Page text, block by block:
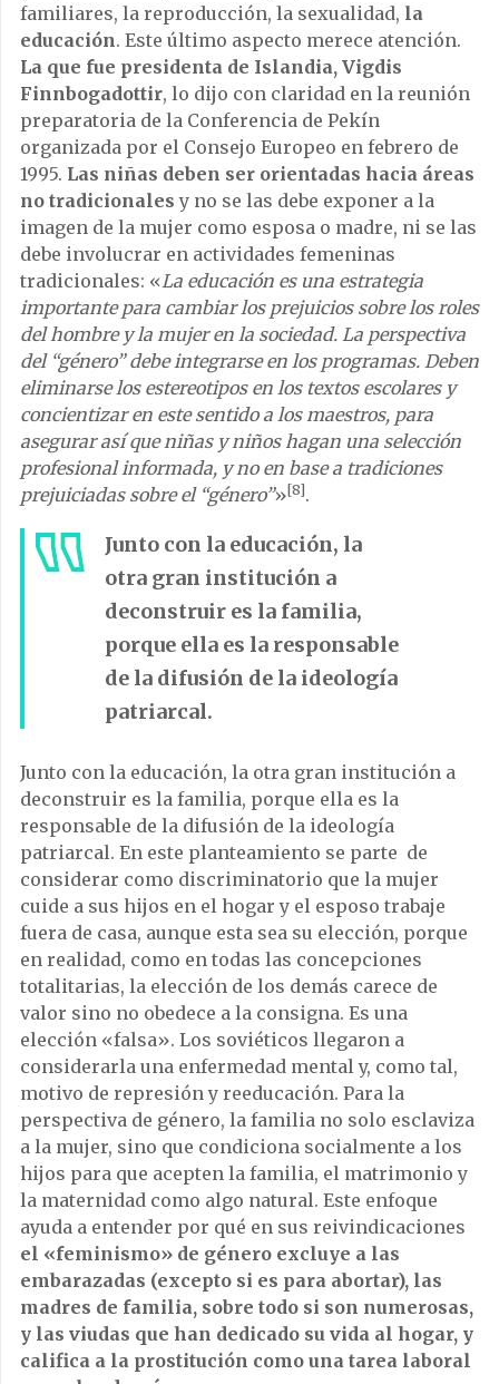
familiares, la reproducción, la sexualidad, la
educación. Este último aspecto merece atención.
La que fue presidenta de Islandia, Vigdis
Finnbogadottir, lo dijo con claridad en la reunión
preparatoria de la Conferencia de Pekín
organizada por el Consejo Europeo en febrero de
1995. Las niñas deben ser orientadas hacia áreas
no tradicionales y no se las debe exponer a la
imagen de la mujer como esposa o madre, ni se las
debe involucrar en actividades femeninas
tradicionales: «La educación es una estrategia
importante para cambiar los prejuicios sobre los roles
del hombre y la mujer en la sociedad. La perspectiva
del “género” debe integrarse en los programas. Deben
eliminarse los estereotipos en los textos escolares y
concientizar en este sentido a los maestros, para
asegurar así que niñas y niños hagan una selección
profesional informada, y no en base a tradiciones
prejuiciadas sobre el “género”» [8] .
Junto con la educación, la
otra gran institución a
deconstruir es la familia,
porque ella es la responsable
de la difusión de la ideología
patriarcal.
Junto con la educación, la otra gran institución a
deconstruir es la familia, porque ella es la
responsable de la difusión de la ideología
patriarcal. En este planteamiento se parte de
considerar como discriminatorio que la mujer
cuide a sus hijos en el hogar y el esposo trabaje
fuera de casa, aunque esta sea su elección, porque
en realidad, como en todas las concepciones
totalitarias, la elección de los demás carece de
valor sino no obedece a la consigna. Es una
elección «falsa». Los soviéticos llegaron a
considerarla una enfermedad mental y, como tal,
motivo de represión y reeducación. Para la
perspectiva de género, la familia no solo esclaviza
a la mujer, sino que condiciona socialmente a los
hijos para que acepten la familia, el matrimonio y
la maternidad como algo natural. Este enfoque
ayuda a entender por qué en sus reivindicaciones
el «feminismo» de género excluye a las
embarazadas (excepto si es para abortar), las
madres de familia, sobre todo si son numerosas,
y las viudas que han dedicado su vida al hogar, y
califica a la prostitución como una tarea laboral